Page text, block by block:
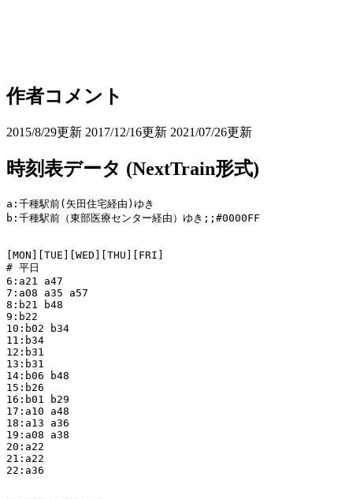
作者コメント
2015/8/29更新 2017/12/16更新 2021/07/26更新
時刻表データ (NextTrain形式)
a:千種駅前(矢田住宅経由)ゆき
b:千種駅前（東部医療センター経由）ゆき;;#0000FF
[MON][TUE][WED][THU][FRI]
# 平日
6:a21 a47
7:a08 a35 a57
8:b21 b48
9:b22
10:b02 b34
11:b34
12:b31
13:b31
14:b06 b48
15:b26
16:b01 b29
17:a10 a48
18:a13 a36
19:a08 a38
20:a22
21:a22
22:a36